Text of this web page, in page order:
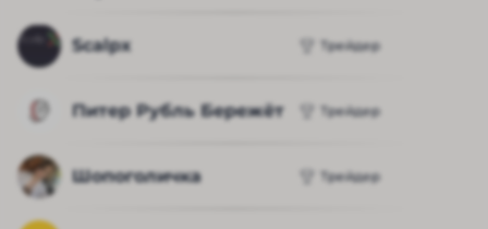
Scalpx Трейдер
Питер Рубль Бережёт Трейдер
Шопоголичка Трейдер